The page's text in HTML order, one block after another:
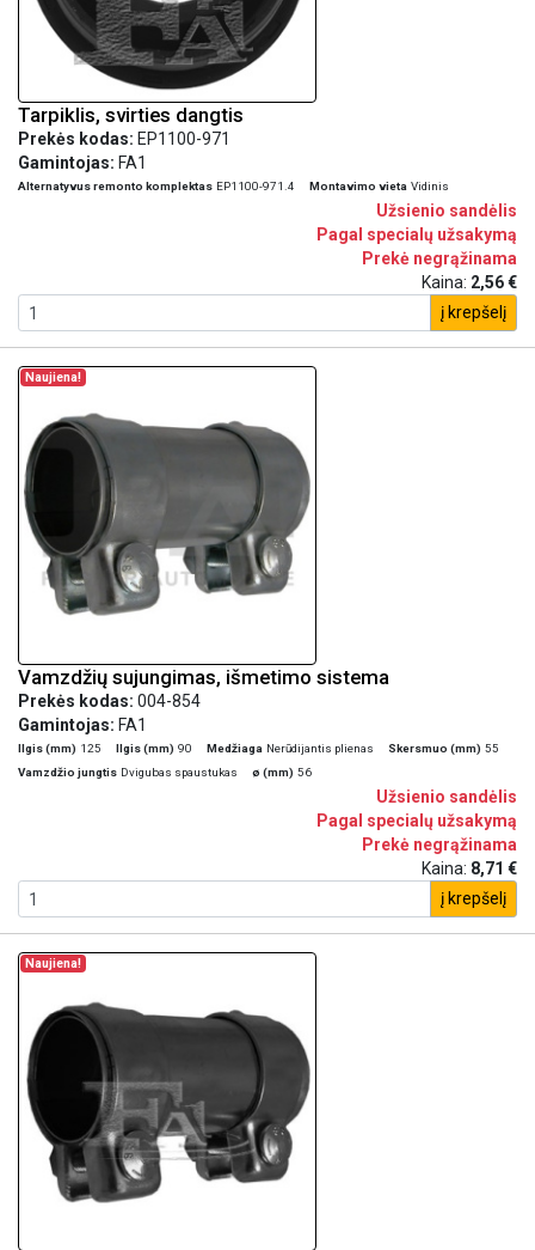
Tarpiklis, svirties dangtis
Prekės kodas: EP1100-971
Gamintojas: FA1
Alternatyvus remonto komplektas EP1100-971.4 Montavimo vieta Vidinis
Užsienio sandėlis
Pagal specialų užsakymą
Prekė negrąžinama
Kaina: 2,56 €
į krepšelį
Naujiena!
Vamzdžių sujungimas, išmetimo sistema
Prekės kodas: 004-854
Gamintojas: FA1
Ilgis (mm) 125 Ilgis (mm) 90 Medžiaga Nerūdijantis plienas Skersmuo (mm) 55
Vamzdžio jungtis Dvigubas spaustukas ø (mm) 56
Užsienio sandėlis
Pagal specialų užsakymą
Prekė negrąžinama
Kaina: 8,71 €
į krepšelį
Naujiena!